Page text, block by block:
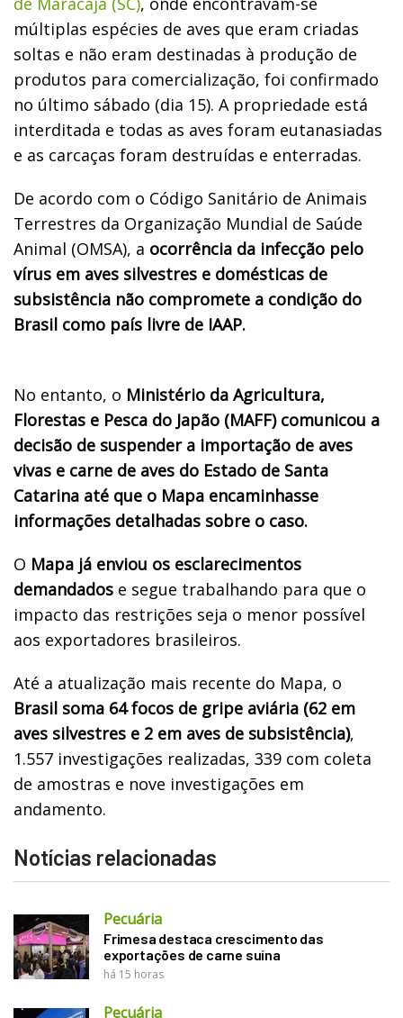
múltiplas espécies de aves que eram criadas
soltas e não eram destinadas à produção de
produtos para comercialização, foi confirmado
no último sábado (dia 15). A propriedade está
interditada e todas as aves foram eutanasiadas
e as carcaças foram destruídas e enterradas.
De acordo com o Código Sanitário de Animais
Terrestres da Organização Mundial de Saúde
Animal (OMSA), a ocorrência da infecção pelo
vírus em aves silvestres e domésticas de
subsistência não compromete a condição do
Brasil como país livre de IAAP.
No entanto, o Ministério da Agricultura,
Florestas e Pesca do Japão (MAFF) comunicou a
decisão de suspender a importação de aves
vivas e carne de aves do Estado de Santa
Catarina até que o Mapa encaminhasse
informações detalhadas sobre o caso.
O Mapa já enviou os esclarecimentos
demandados e segue trabalhando para que o
impacto das restrições seja o menor possível
aos exportadores brasileiros.
Até a atualização mais recente do Mapa, o
Brasil soma 64 focos de gripe aviária (62 em
aves silvestres e 2 em aves de subsistência),
1.557 investigações realizadas, 339 com coleta
de amostras e nove investigações em
andamento.
Notícias relacionadas
Pecuária
Frimesa destaca crescimento das
exportações de carne suína
há 15 horas
Pecuária